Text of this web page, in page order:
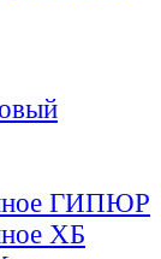
ГИПЮР
ХБ